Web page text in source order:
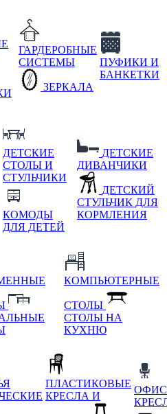
ГАРДЕРОБНЫЕ
СИСТЕМЫ
ЗЕРКАЛА
ПУФИКИ И
БАНКЕТКИ
ДЕТСКИЕ
СТОЛЫ И
СТУЛЬЧИКИ
КОМОДЫ
ДЛЯ ДЕТЕЙ
ДЕТСКИЕ
ДИВАНЧИКИ
ДЕТСКИЙ
СТУЛЬЧИК ДЛЯ
КОРМЛЕНИЯ
КОМПЬЮТЕРНЫЕ
СТОЛЫ
СТОЛЫ НА
КУХНЮ
ПЛАСТИКОВЫЕ
КРЕСЛА И